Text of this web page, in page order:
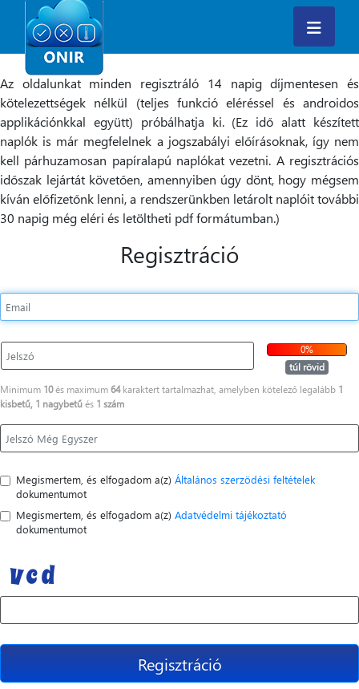
Az oldalunkat minden regisztráló 14 napig díjmentesen és
kötelezettségek nélkül (teljes funkció eléréssel és androidos
applikációnkkal együtt) próbálhatja ki. (Ez idő alatt készített
naplók is már megfelelnek a jogszabályi előírásoknak, így nem
kell párhuzamosan papíralapú naplókat vezetni. A regisztrációs
időszak lejártát követően, amennyiben úgy dönt, hogy mégsem
kíván előfizetőnk lenni, a rendszerünkben letárolt naplóit további
30 napig még eléri és letöltheti pdf formátumban.)
Regisztráció
0%
túl rövid
Minimum 10és maximum 64karaktert tartalmazhat, amelyben kötelező legalább 1
kisbetű, 1 nagybetű és 1 szám
Megismertem, és elfogadom a(z) Általános szerzödési feltételek
dokumentumot
Megismertem, és elfogadom a(z) Adatvédelmi tájékoztató
dokumentumot
Regisztráció